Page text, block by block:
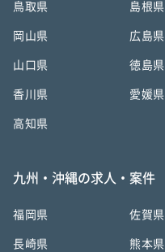
鳥取県 島根県
岡山県 広島県
山口県 徳島県
香川県 愛媛県
高知県
九州・沖縄の求人・案件
福岡県 佐賀県
長崎県 熊本県